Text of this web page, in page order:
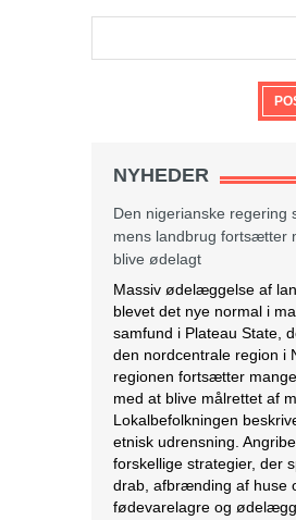
NYHEDER
Den nigerianske regering
mens landbrug fortsætter
blive ødelagt
Massiv ødelæggelse af
blevet det nye normal i
samfund i Plateau State,
den nordcentrale region i
regionen fortsætter
med at blive målrettet af
Lokalbefolkningen
etnisk udrensning.
forskellige strategier, der
drab, afbrænding af huse
fødevarelagre og